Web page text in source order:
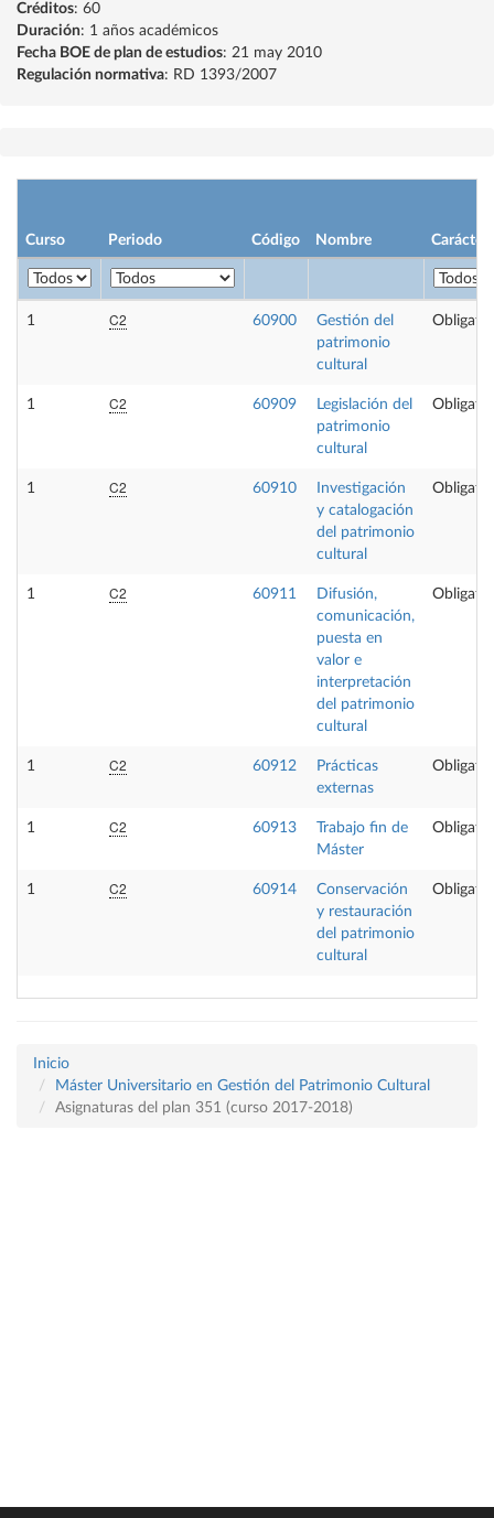
Créditos: 60
Duración: 1 años académicos
Fecha BOE de plan de estudios: 21 may 2010
Regulación normativa: RD 1393/2007
Curso Periodo Código Nombre Carácter
1 C2 60900
Gestión del
patrimonio
cultural
1 C2 60909
Legislación del
patrimonio
cultural
1 C2 60910
Investigación
y catalogación
del patrimonio
cultural
1 C2 60911
Difusión,
comunicación,
puesta en
valor e
interpretación
del patrimonio
cultural
1 C2 60912
Prácticas
externas
1 C2 60913
Trabajo fin de
Máster
1 C2 60914
Conservación
y restauración
del patrimonio
cultural
Inicio
Máster Universitario en Gestión del Patrimonio Cultural
Asignaturas del plan 351 (curso 2017-2018)